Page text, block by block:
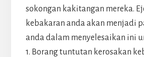
sokongan kakitangan mereka.
kebakaran anda akan menjadi
anda dalam menyelesaikan ini
1. Borang tuntutan kerosakan